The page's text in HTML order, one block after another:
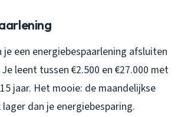
een energiebespaarlening afsluiten
leent tussen €2.500 en €27.000 met
jaar. Het mooie: de maandelijkse
dan je energiebesparing.